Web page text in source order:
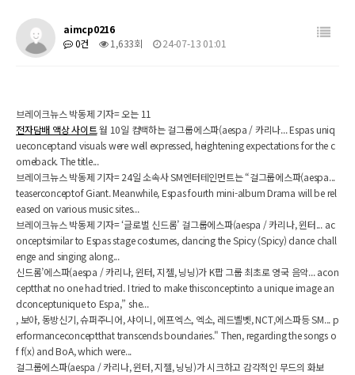
aimcp0216
0건
1,633회 24-07-13 01:01
브레이크뉴스 박동제 기자= 오는 11
전자담배 액상 사이트월 10일 컴백하는 걸그룹에스파(aespa / 카리나... Espas uniq
ueconceptand visuals were well expressed, heightening expectations for the c
omeback. The title...
브레이크뉴스 박동제 기자= 24일 소속사 SM엔터테인먼트는 “걸그룹에스파(aespa...
teaserconceptof Giant. Meanwhile, Espas fourth mini-album Drama will be rel
eased on various music sites...
브레이크뉴스 박동제 기자= ‘글로벌 신드롬’ 걸그룹에스파(aespa / 카리나, 윈터... ac
onceptsimilar to Espas stage costumes, dancing the Spicy (Spicy) dance chall
enge and singing along...
신드롬’에스파(aespa / 카리나, 윈터, 지젤, 닝닝)가 K팝 그룹 최초로 영국 음악... acon
ceptthat no one had tried. I tried to make thisconceptinto a unique image an
dconceptunique to Espa,” she...
, 보아, 동방신기, 슈퍼주니어, 샤이니, 에프엑스, 엑소, 레드벨벳, NCT,에스파등 SM... p
erformanceconceptthat transcends boundaries." Then, regarding the songs o
f f(x) and BoA, which were...
걸그룹에스파(aespa / 카리나, 윈터, 지젤, 닝닝)가 시크하고 감각적인 무드의 화보